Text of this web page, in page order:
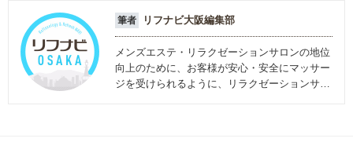
筆者 リフナビ大阪編集部
メンズエステ・リラクゼーションサロンの地位
向上のために、お客様が安心・安全にマッサー
ジを受けられるように、リラクゼーションサロ